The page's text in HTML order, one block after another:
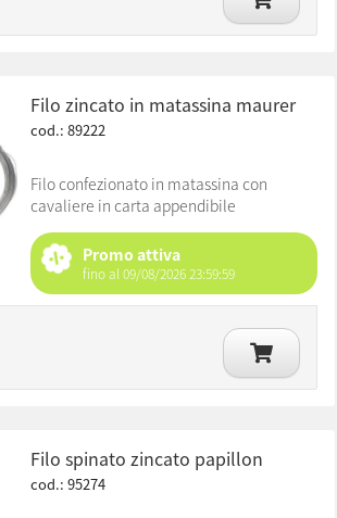
filo zincato in matassina maurer
cod.: 89222
Filo confezionato in matassina con
cavaliere in carta appendibile
Promo attiva
fino al 09/08/2026 23:59:59
filo spinato zincato papillon
cod.: 95274